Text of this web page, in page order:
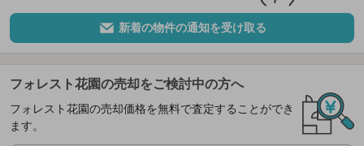
新着の物件の通知を受け取る
フォレスト花園の売却をご検討中の方へ
フォレスト花園の売却価格を無料で査定することができ
ます。